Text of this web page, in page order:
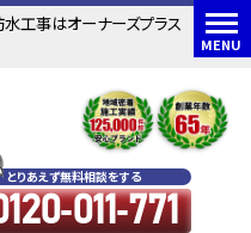
MENU
水工事はオーナーズプラス
とりあえず無料相談をする
011-771